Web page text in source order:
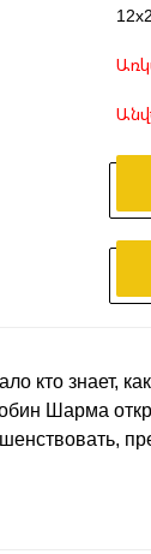
кто знает,
Шарма